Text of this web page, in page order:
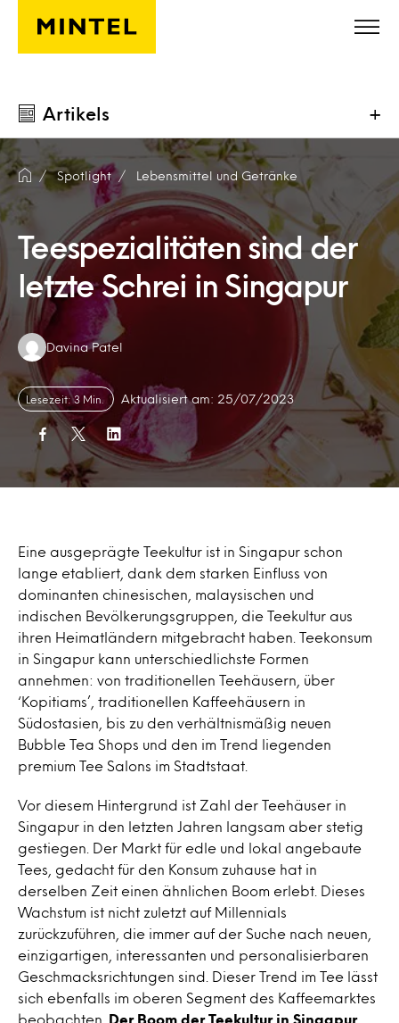
Skip to main content
Artikels +
Spotlight Lebensmittel und Getränke
Teespezialitäten sind der
letzte Schrei in Singapur
Authors:
Davina Patel
Lesezeit: 3 Min. Aktualisiert am: 25/07/2023
Eine ausgeprägte Teekultur ist in Singapur schon
lange etabliert, dank dem starken Einfluss von
dominanten chinesischen, malaysischen und
indischen Bevölkerungsgruppen, die Teekultur aus
ihren Heimatländern mitgebracht haben. Teekonsum
in Singapur kann unterschiedlichste Formen
annehmen: von traditionellen Teehäusern, über
‘Kopitiams’, traditionellen Kaffeehäusern in
Südostasien, bis zu den verhältnismäßig neuen
Bubble Tea Shops und den im Trend liegenden
premium Tee Salons im Stadtstaat.
Vor diesem Hintergrund ist Zahl der Teehäuser in
Singapur in den letzten Jahren langsam aber stetig
gestiegen. Der Markt für edle und lokal angebaute
Tees, gedacht für den Konsum zuhause hat in
derselben Zeit einen ähnlichen Boom erlebt. Dieses
Wachstum ist nicht zuletzt auf Millennials
zurückzuführen, die immer auf der Suche nach neuen,
einzigartigen, interessanten und personalisierbaren
Geschmacksrichtungen sind. Dieser Trend im Tee lässt
sich ebenfalls im oberen Segment des Kaffeemarktes
beobachten.
Der Boom der Teekultur in Singapur